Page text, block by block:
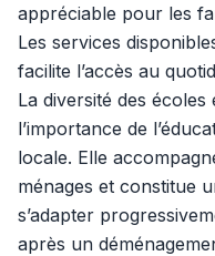
appréciable pour les
Les services
facilite l’accès au
La diversité des
l’importance de
locale. Elle
ménages et constitue
s’adapter
après un